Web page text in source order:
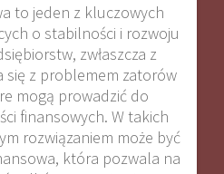
to jeden z kluczowych
o stabilności i rozwoju
zwłaszcza z
się z problemem zatorów
mogą prowadzić do
finansowych. W takich
rozwiązaniem może być
która pozwala na